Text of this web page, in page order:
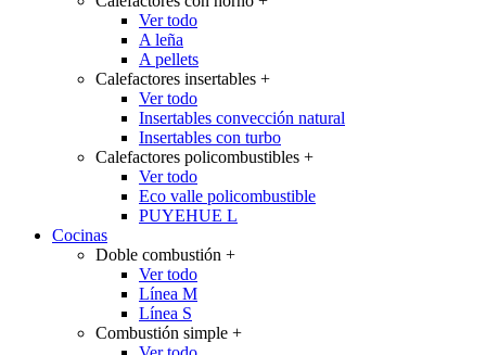
Ver todo
A leña
A pellets
Calefactores insertables +
Ver todo
Insertables convección natural
Insertables con turbo
Calefactores policombustibles +
Ver todo
Eco valle policombustible
PUYEHUE L
Cocinas
Doble combustión +
Ver todo
Línea M
Línea S
Combustión simple +